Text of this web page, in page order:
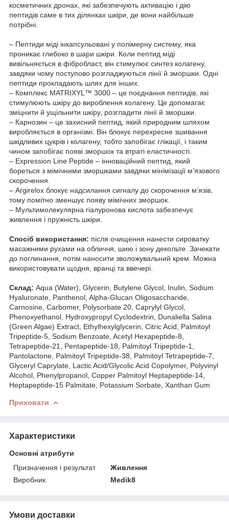
косметичних дронах, які забезпечують активацію і дію
пептидів саме в тих ділянках шкіри, де вони найбільше
потрібні.
– Пептиди міді інкапсульовані у полімерну систему, яка
проникає глибоко в шари шкіри. Коли пептид міді
вивільняється в фібробласт, він стимулює синтез колагену,
завдяки чому поступово розгладжуються лінії й зморшки. Одні
пептиди прокладають шлях для інших.
– Комплекс MATRIXYL™ 3000 – це поєднання пептидів, які
стимулюють шкіру до вироблення колагену. Це допомагає
зміцнити й ущільнити шкіру, розгладити лінії й зморшки.
– Карнозин – це захисний пептид, який природним шляхом
виробляється в організмі. Він блокує перехресне зшивання
шкідливих цукрів і колагену, тобто запобігає глікації, і таким
чином запобігає появі зморшок та втраті еластичності.
– Expression Line Peptide – інноваційний пептид, який
бореться з мімічними зморшками завдяки мінімізації м’язового
скорочення.
– Argirelox блокує надсилання сигналу до скорочення м’язів,
тому помітно зменшує появу мімічних зморшок.
– Мультимолекулярна гіалуронова кислота забезпечує
живлення і пружність шкіри.
Спосіб використання: після очищення нанести сироватку
масажними рухами на обличчя, шию і зону декольте. Зачекати
до поглинання, потім наносити зволожувальний крем. Можна
використовувати щодня, вранці та ввечері.
Склад: Aqua (Water), Glycerin, Butylene Glycol, Inulin, Sodium
Hyaluronate, Panthenol, Alpha-Glucan Oligosaccharide,
Carnosine, Carbomer, Polysorbate 20, Caprylyl Glycol,
Phenoxyethanol, Hydroxypropyl Cyclodextrin, Dunaliella Salina
(Green Algae) Extract, Ethylhexylglycerin, Citric Acid, Palmitoyl
Tripeptide-5, Sodium Benzoate, Acetyl Hexapeptide-8,
Tetrapeptide-21, Pentapeptide-18, Palmitoyl Tripeptide-1,
Pantolactone, Palmitoyl Tripeptide-38, Palmitoyl Tetrapeptide-7,
Glyceryl Caprylate, Lactic Acid/Glycolic Acid Copolymer, Polyvinyl
Alcohol, Phenylpropanol, Copper Palmitoyl Heptapeptide-14,
Heptapeptide-15 Palmitate, Potassium Sorbate, Xanthan Gum
Приховати
Характеристики
Основні атрибути
Призначення і результат
Живлення
Виробник
Medik8
Умови доставки